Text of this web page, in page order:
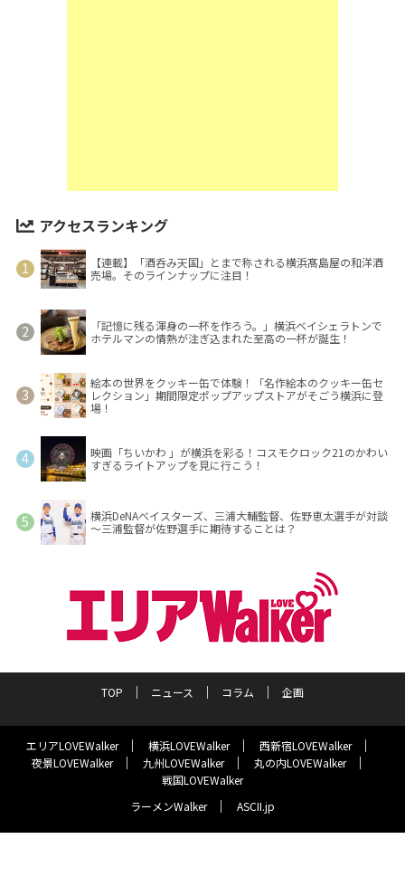
アクセスランキング
【連載】「酒呑み天国」とまで称される横浜髙島屋の和洋酒
売場。そのラインナップに注目！
「記憶に残る渾身の一杯を作ろう。」横浜ベイシェラトンで
ホテルマンの情熱が注ぎ込まれた至高の一杯が誕生！
絵本の世界をクッキー缶で体験！「名作絵本のクッキー缶セ
レクション」期間限定ポップアップストアがそごう横浜に登
場！
映画「ちいかわ 」が横浜を彩る！コスモクロック21のかわい
すぎるライトアップを見に行こう！
横浜DeNAベイスターズ、三浦大輔監督、佐野恵太選手が対談
～三浦監督が佐野選手に期待することは？
TOP ニュース コラム 企画
エリアLOVEWalker 横浜LOVEWalker
西新宿LOVEWalker
夜景LOVEWalker
九州LOVEWalker
丸の内LOVEWalker
戦国LOVEWalker
ラーメンWalker
ASCII.jp